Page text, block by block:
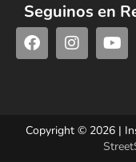
Seguinos en
Copyright © 2026 |